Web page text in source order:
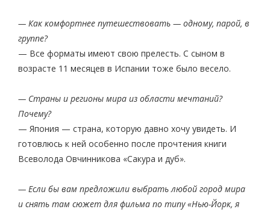
— Как комфортнее путешествовать — одному, парой, в
группе?
— Все форматы имеют свою прелесть. С сыном в
возрасте 11 месяцев в Испании тоже было весело.
— Страны и регионы мира из области мечтаний?
Почему?
— Япония — страна, которую давно хочу увидеть. И
готовлюсь к ней особенно после прочтения книги
Всеволода Овчинникова «Сакура и дуб».
— Если бы вам предложили выбрать любой город мира
и снять там сюжет для фильма по типу «Нью-Йорк, я